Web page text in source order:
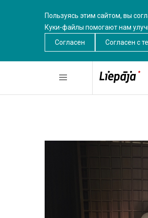
Пользуясь этим сайтом, вы
Куки-файлы помогают нам
Согласен
Согласен c